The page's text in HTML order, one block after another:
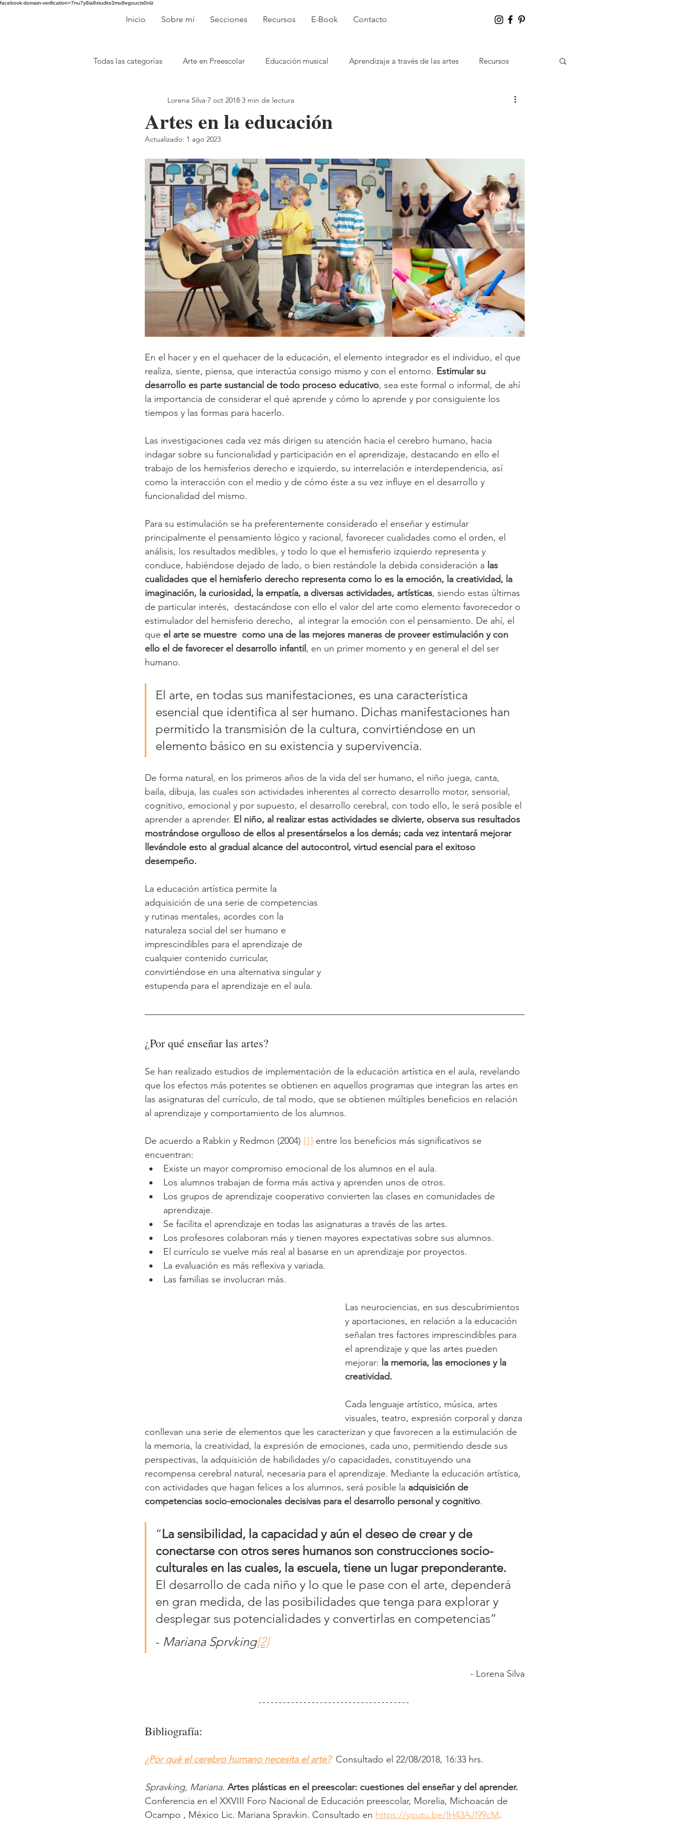
facebook-domain-verification=7nu7y8ia9xtudkx3mu8egoucts0nlz
Inicio Sobre mí Secciones Recursos E-Book Contacto
Todas las categorías Arte en Preescolar Educación musical Aprendizaje a través de las artes Recursos
Artes plásticas Expresión física
Artes en la educación
Lorena Silva 7 oct 2018 3 min de lectura
Actualizado: 1 ago 2023
En el hacer y en el quehacer de la educación, el elemento integrador es el individuo, el que
realiza, siente, piensa, que interactúa consigo mismo y con el entorno. Estimular su
desarrollo es parte sustancial de todo proceso educativo, sea este formal o informal, de ahí
la importancia de considerar el qué aprende y cómo lo aprende y por consiguiente los
tiempos y las formas para hacerlo.
Las investigaciones cada vez más dirigen su atención hacia el cerebro humano, hacia
indagar sobre su funcionalidad y participación en el aprendizaje, destacando en ello el
trabajo de los hemisferios derecho e izquierdo, su interrelación e interdependencia, así
como la interacción con el medio y de cómo éste a su vez influye en el desarrollo y
funcionalidad del mismo.
Para su estimulación se ha preferentemente considerado el enseñar y estimular
principalmente el pensamiento lógico y racional, favorecer cualidades como el orden, el
análisis, los resultados medibles, y todo lo que el hemisferio izquierdo representa y
conduce, habiéndose dejado de lado, o bien restándole la debida consideración a las
cualidades que el hemisferio derecho representa como lo es la emoción, la creatividad, la
imaginación, la curiosidad, la empatía, a diversas actividades, artísticas, siendo estas últimas
de particular interés,  destacándose con ello el valor del arte como elemento favorecedor o
estimulador del hemisferio derecho,  al integrar la emoción con el pensamiento. De ahí, el
que el arte se muestre  como una de las mejores maneras de proveer estimulación y con
ello el de favorecer el desarrollo infantil, en un primer momento y en general el del ser
humano.
El arte, en todas sus manifestaciones, es una característica
esencial que identifica al ser humano. Dichas manifestaciones han
permitido la transmisión de la cultura, convirtiéndose en un
elemento básico en su existencia y supervivencia.
De forma natural, en los primeros años de la vida del ser humano, el niño juega, canta,
baila, dibuja, las cuales son actividades inherentes al correcto desarrollo motor, sensorial,
cognitivo, emocional y por supuesto, el desarrollo cerebral, con todo ello, le será posible el
aprender a aprender. El niño, al realizar estas actividades se divierte, observa sus resultados
mostrándose orgulloso de ellos al presentárselos a los demás; cada vez intentará mejorar
llevándole esto al gradual alcance del autocontrol, virtud esencial para el exitoso
desempeño.
La educación artística permite la
adquisición de una serie de competencias
y rutinas mentales, acordes con la
naturaleza social del ser humano e
imprescindibles para el aprendizaje de
cualquier contenido curricular,
convirtiéndose en una alternativa singular y
estupenda para el aprendizaje en el aula.
¿Por qué enseñar las artes?
Se han realizado estudios de implementación de la educación artística en el aula, revelando
que los efectos más potentes se obtienen en aquellos programas que integran las artes en
las asignaturas del currículo, de tal modo, que se obtienen múltiples beneficios en relación
al aprendizaje y comportamiento de los alumnos.
De acuerdo a Rabkin y Redmon (2004) [1] entre los beneficios más significativos se
encuentran:
Existe un mayor compromiso emocional de los alumnos en el aula.
Los alumnos trabajan de forma más activa y aprenden unos de otros.
Los grupos de aprendizaje cooperativo convierten las clases en comunidades de
aprendizaje.
Se facilita el aprendizaje en todas las asignaturas a través de las artes.
Los profesores colaboran más y tienen mayores expectativas sobre sus alumnos.
El currículo se vuelve más real al basarse en un aprendizaje por proyectos.
La evaluación es más reflexiva y variada.
Las familias se involucran más.
Las neurociencias, en sus descubrimientos
y aportaciones, en relación a la educación
señalan tres factores imprescindibles para
el aprendizaje y que las artes pueden
mejorar: la memoria, las emociones y la
creatividad.
Cada lenguaje artístico, música, artes
visuales, teatro, expresión corporal y danza
conllevan una serie de elementos que les caracterizan y que favorecen a la estimulación de
la memoria, la creatividad, la expresión de emociones, cada uno, permitiendo desde sus
perspectivas, la adquisición de habilidades y/o capacidades, constituyendo una
recompensa cerebral natural, necesaria para el aprendizaje. Mediante la educación artística,
con actividades que hagan felices a los alumnos, será posible la adquisición de
competencias socio-emocionales decisivas para el desarrollo personal y cognitivo.
“La sensibilidad, la capacidad y aún el deseo de crear y de
conectarse con otros seres humanos son construcciones socio-
culturales en las cuales, la escuela, tiene un lugar preponderante.
El desarrollo de cada niño y lo que le pase con el arte, dependerá
en gran medida, de las posibilidades que tenga para explorar y
desplegar sus potencialidades y convertirlas en competencias”
- Mariana Sprvking[2]
- Lorena Silva
Bibliografía:
¿Por qué el cerebro humano necesita el arte? Consultado el 22/08/2018, 16:33 hrs.
Spravking, Mariana. Artes plásticas en el preescolar: cuestiones del enseñar y del aprender.
Conferencia en el XXVIII Foro Nacional de Educación preescolar, Morelia, Michoacán de
Ocampo , México Lic. Mariana Spravkin. Consultado en https://youtu.be/lH43AJl99cM.